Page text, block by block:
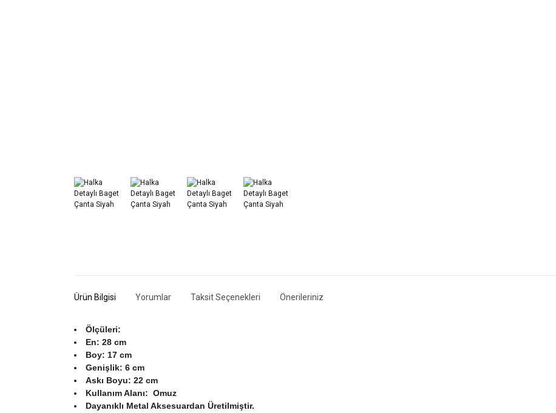
Ürün Bilgisi Yorumlar Taksit Seçenekleri Önerileriniz
Ölçüleri:
En: 28 cm
Boy: 17 cm
Genişlik: 6 cm
Askı Boyu: 22 cm
Kullanım Alanı: Omuz
Dayanıklı Metal Aksesuardan Üretilmiştir.